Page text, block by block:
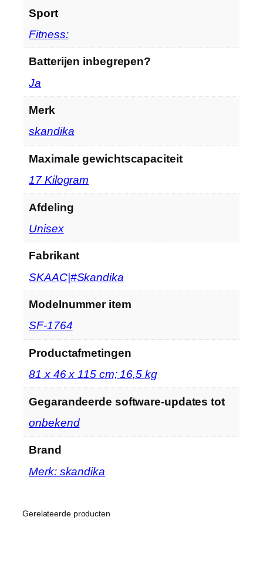
Sport
‎Fitness:
Batterijen inbegrepen?
‎Ja
Merk
‎skandika
Maximale gewichtscapaciteit
‎17 Kilogram
Afdeling
‎Unisex
Fabrikant
‎SKAAC|#Skandika
Modelnummer item
‎SF-1764
Productafmetingen
‎81 x 46 x 115 cm; 16,5 kg
Gegarandeerde software-updates tot
‎onbekend
Brand
Merk: skandika
Gerelateerde producten